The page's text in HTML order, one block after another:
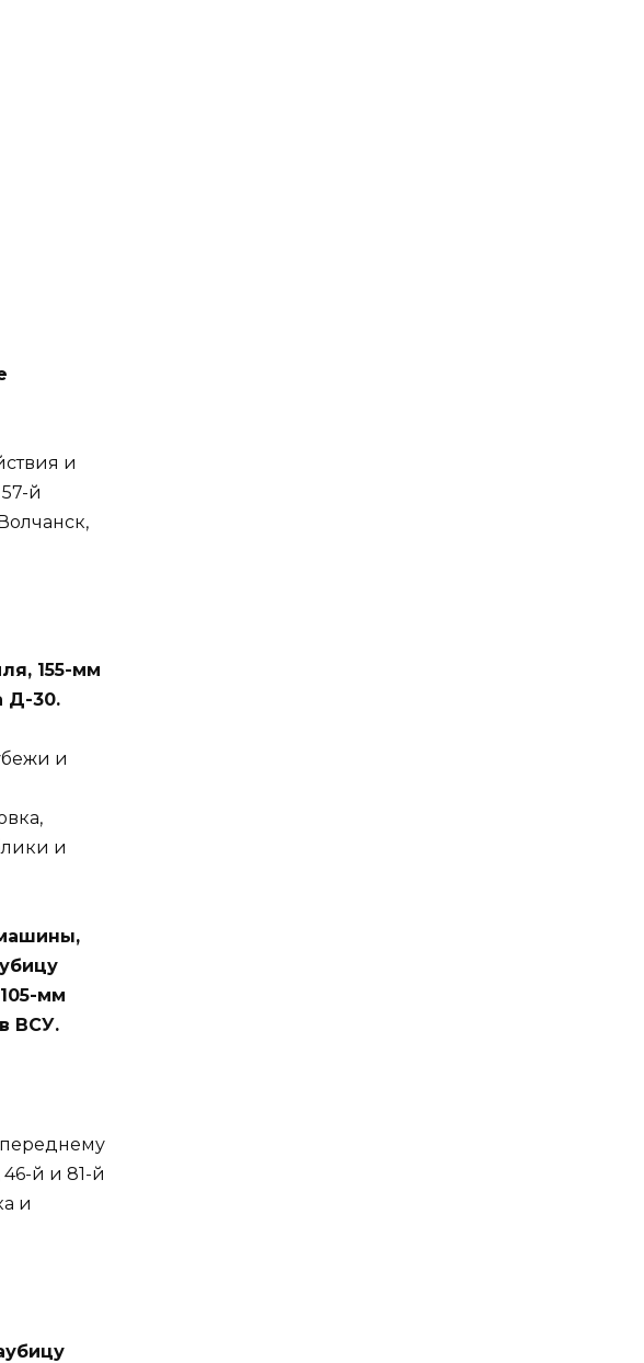
и
й
155-мм
Д-30.
и
и
мм
ВСУ.
й и 81-й
и